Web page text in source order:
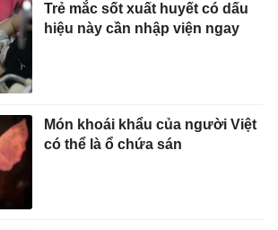
Trẻ mắc sốt xuất huyết có dấu
hiệu này cần nhập viện ngay
Món khoái khẩu của người Việt
có thể là ổ chứa sán